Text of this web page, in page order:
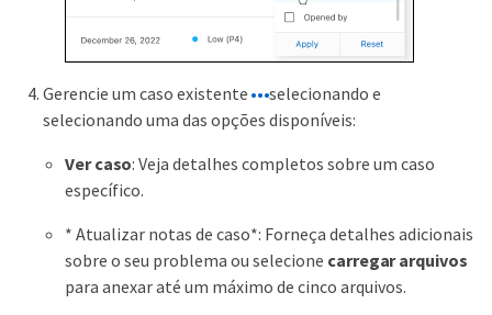
Gerencie um caso existente
selecionando e
selecionando uma das opções disponíveis:
Ver caso: Veja detalhes completos sobre um caso
específico.
* Atualizar notas de caso*: Forneça detalhes adicionais
sobre o seu problema ou selecione carregar arquivos
para anexar até um máximo de cinco arquivos.